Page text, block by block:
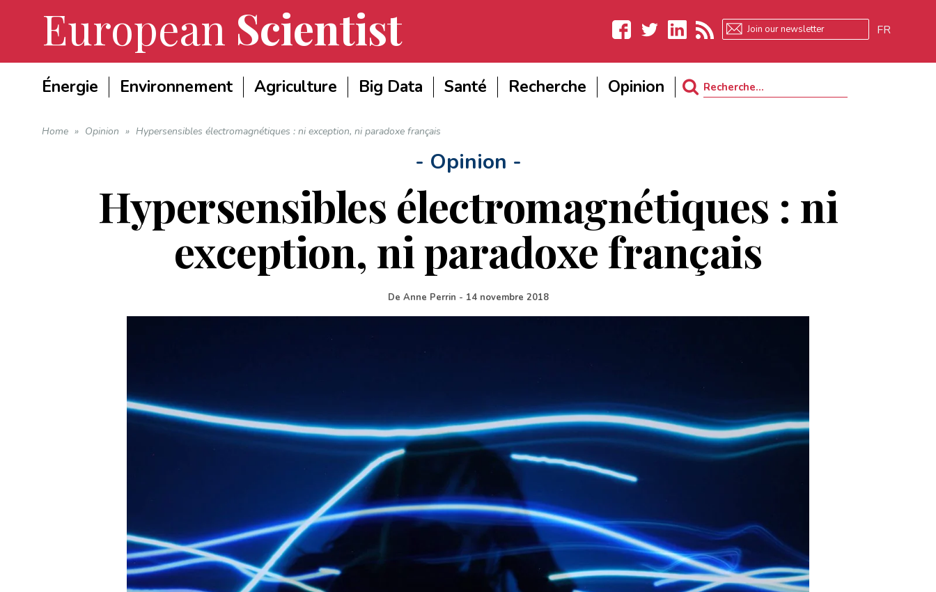
European Scientist
LinkedIn
FR
Énergie Environnement Agriculture Big Data Santé Recherche Opinion
Search
Home » Opinion » Hypersensibles électromagnétiques : ni exception, ni paradoxe français
- Opinion -
Hypersensibles électromagnétiques : ni
exception, ni paradoxe français
De Anne Perrin - 14 novembre 2018